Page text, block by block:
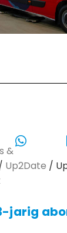
&
Up2Date /
jarig